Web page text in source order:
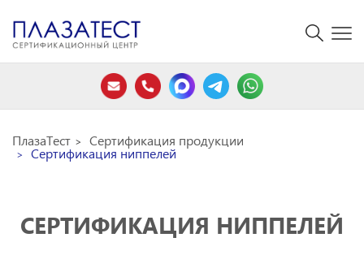
ПлазаТест Сертификация продукции
Сертификация ниппелей
СЕРТИФИКАЦИЯ НИППЕЛЕЙ